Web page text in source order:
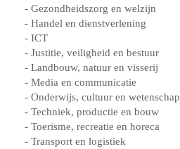
- Gezondheidszorg en welzijn
- Handel en dienstverlening
- ICT
- Justitie, veiligheid en bestuur
- Landbouw, natuur en visserij
- Media en communicatie
- Onderwijs, cultuur en wetenschap
- Techniek, productie en bouw
- Toerisme, recreatie en horeca
- Transport en logistiek